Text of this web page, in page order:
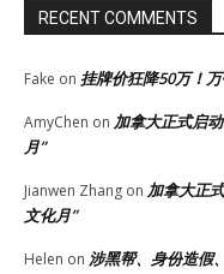
RECENT COMMENTS
Fake on 挂牌价狂降50万！
AmyChen on 加拿大正式启
月”
Jianwen Zhang on 加拿大正
文化月”
Helen on 涉黑帮、身份造假